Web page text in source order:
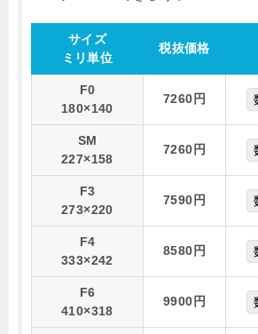
サイズ
ミリ単位
税抜価格
F0
180×140
7260円
SM
227×158
7260円
F3
273×220
7590円
F4
333×242
8580円
F6
410×318
9900円